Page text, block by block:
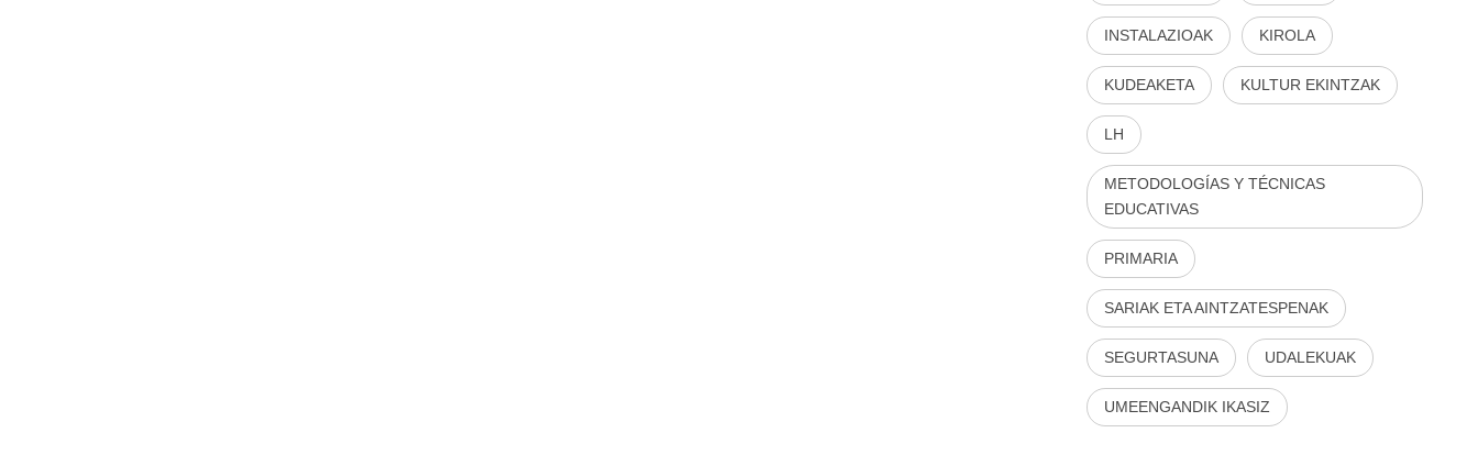
INSTALAZIOAK KIROLA
KUDEAKETA KULTUR EKINTZAK
LH
METODOLOGÍAS Y TÉCNICAS
EDUCATIVAS
PRIMARIA
SARIAK ETA AINTZATESPENAK
SEGURTASUNA UDALEKUAK
UMEENGANDIK IKASIZ